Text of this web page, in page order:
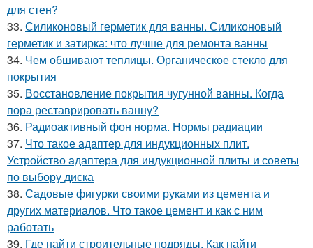
для стен?
33. Силиконовый герметик для ванны. Силиконовый
герметик и затирка: что лучше для ремонта ванны
34. Чем обшивают теплицы. Органическое стекло для
покрытия
35. Восстановление покрытия чугунной ванны. Когда
пора реставрировать ванну?
36. Радиоактивный фон норма. Нормы радиации
37. Что такое адаптер для индукционных плит.
Устройство адаптера для индукционной плиты и советы
по выбору диска
38. Садовые фигурки своими руками из цемента и
других материалов. Что такое цемент и как с ним
работать
39. Где найти строительные подряды. Как найти